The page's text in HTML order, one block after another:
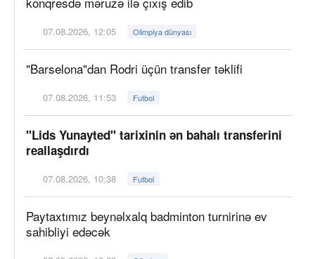
07.08.2026, 12:05 Olimpiya dünyası
"Barselona"dan Rodri üçün transfer təklifi
07.08.2026, 11:53 Futbol
"Lids Yunayted" tarixinin ən bahalı transferini
reallaşdırdı
07.08.2026, 10:38 Futbol
Paytaxtımız beynəlxalq badminton turnirinə ev
sahibliyi edəcək